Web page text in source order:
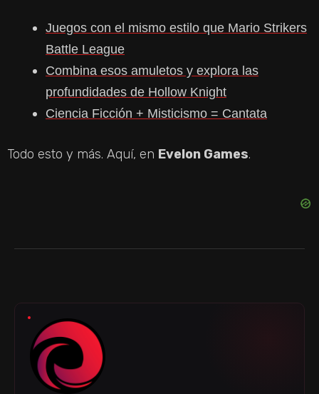
Juegos con el mismo estilo que Mario Strikers
Battle League
Combina esos amuletos y explora las
profundidades de Hollow Knight
Ciencia Ficción + Misticismo = Cantata
Todo esto y más. Aquí, en Evelon Games.